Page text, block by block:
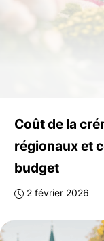
Coût de la
régionaux et
budget
2 février 2026